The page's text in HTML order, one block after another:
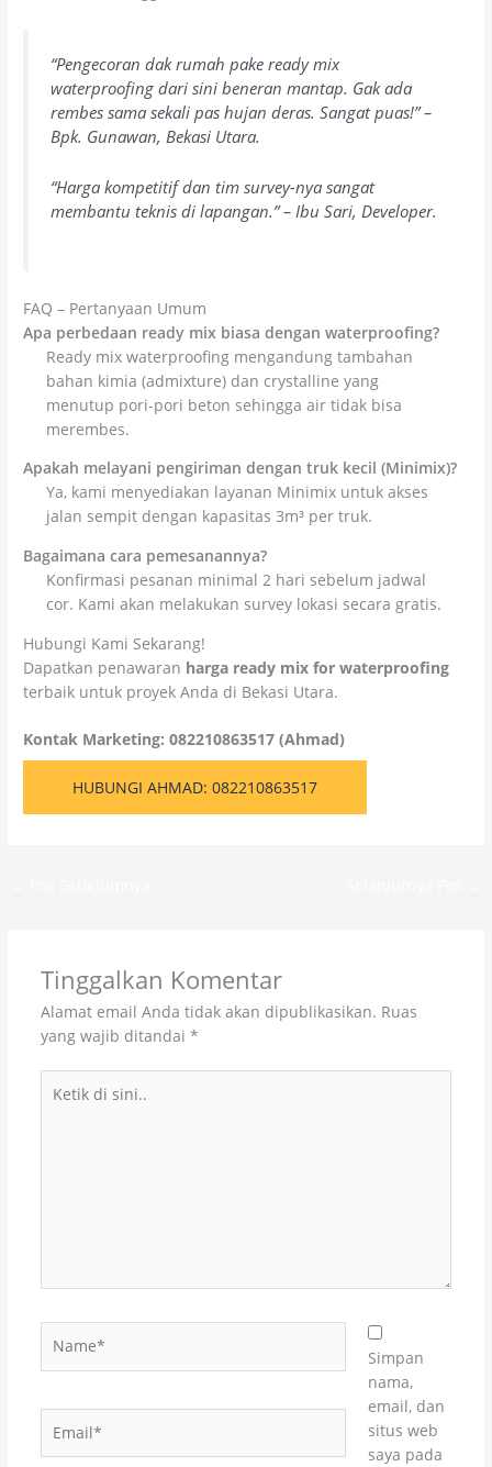
“Pengecoran dak rumah pake ready mix
waterproofing dari sini beneran mantap. Gak ada
rembes sama sekali pas hujan deras. Sangat puas!” –
Bpk. Gunawan, Bekasi Utara.
“Harga kompetitif dan tim survey-nya sangat
membantu teknis di lapangan.” – Ibu Sari, Developer.
FAQ – Pertanyaan Umum
Apa perbedaan ready mix biasa dengan waterproofing?
Ready mix waterproofing mengandung tambahan
bahan kimia (admixture) dan crystalline yang
menutup pori-pori beton sehingga air tidak bisa
merembes.
Apakah melayani pengiriman dengan truk kecil (Minimix)?
Ya, kami menyediakan layanan Minimix untuk akses
jalan sempit dengan kapasitas 3m³ per truk.
Bagaimana cara pemesanannya?
Konfirmasi pesanan minimal 2 hari sebelum jadwal
cor. Kami akan melakukan survey lokasi secara gratis.
Hubungi Kami Sekarang!
Dapatkan penawaran harga ready mix for waterproofing
terbaik untuk proyek Anda di Bekasi Utara.
Kontak Marketing: 082210863517 (Ahmad)
HUBUNGI AHMAD: 082210863517
Tinggalkan Komentar
Alamat email Anda tidak akan dipublikasikan. Ruas
yang wajib ditandai *
Simpan
nama,
email, dan
situs web
saya pada